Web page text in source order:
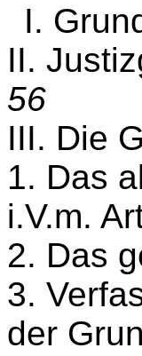
I.
II.
56
III. Die
1. Das
i.V.m.
2. Das
3.
der